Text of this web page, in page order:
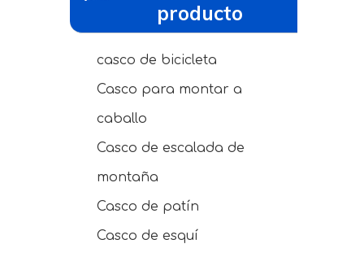
producto
casco de bicicleta
Casco para montar a
caballo
Casco de escalada de
montaña
Casco de patín
Casco de esquí